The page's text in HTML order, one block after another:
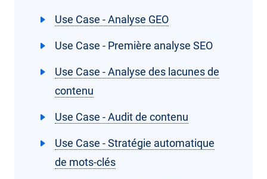
Use Case - Analyse GEO
Use Case - Première analyse SEO
Use Case - Analyse des lacunes de
contenu
Use Case - Audit de contenu
Use Case - Stratégie automatique
de mots-clés